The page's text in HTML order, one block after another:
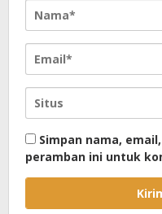
Simpan nama,
peramban ini untuk